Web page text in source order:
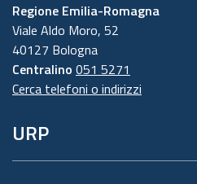
Regione Emilia-Romagna
Viale Aldo Moro, 52
40127 Bologna
Centralino 051 5271
Cerca telefoni o indirizzi
URP